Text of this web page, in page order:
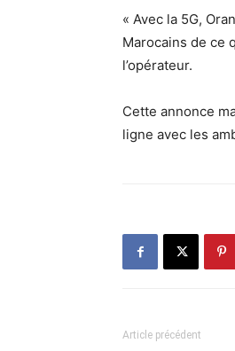
« Avec la 5G,
Marocains de ce
l’opérateur.
Cette annonce
ligne avec les
Article précédent